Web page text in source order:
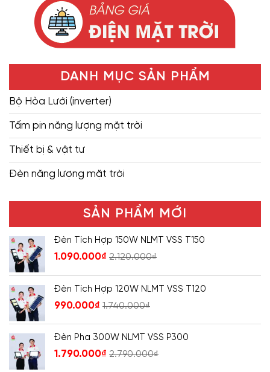
DANH MỤC SẢN PHẨM
Bộ Hòa Lưới (inverter)
Tấm pin năng lượng mặt trời
Thiết bị & vật tư
Đèn năng lượng mặt trời
SẢN PHẨM MỚI
Đèn Tích Hợp 150W NLMT VSS T150
1.090.000₫ 2.120.000₫
Đèn Tích Hợp 120W NLMT VSS T120
990.000₫ 1.740.000₫
Đèn Pha 300W NLMT VSS P300
1.790.000₫ 2.790.000₫